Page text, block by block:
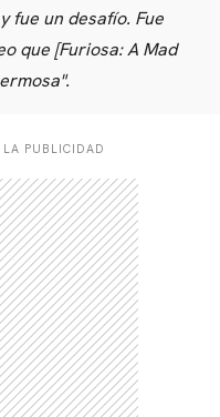
fue un desafío. Fue
que [Furiosa: A Mad
PUBLICIDAD